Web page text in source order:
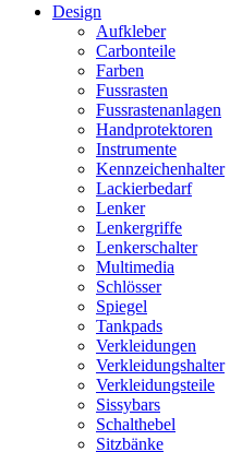
Design
Aufkleber
Carbonteile
Farben
Fussrasten
Fussrastenanlagen
Handprotektoren
Instrumente
Kennzeichenhalter
Lackierbedarf
Lenker
Lenkergriffe
Lenkerschalter
Multimedia
Schlösser
Spiegel
Tankpads
Verkleidungen
Verkleidungshalter
Verkleidungsteile
Sissybars
Schalthebel
Sitzbänke